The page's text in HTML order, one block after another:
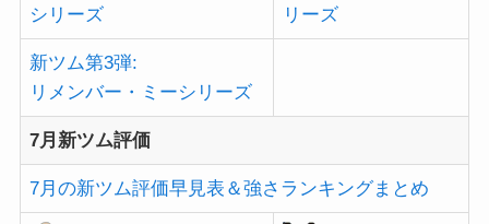
シリーズ
リーズ
新ツム第3弾:
リメンバー・ミーシリーズ
7月新ツム評価
7月の新ツム評価早見表＆強さランキングまとめ